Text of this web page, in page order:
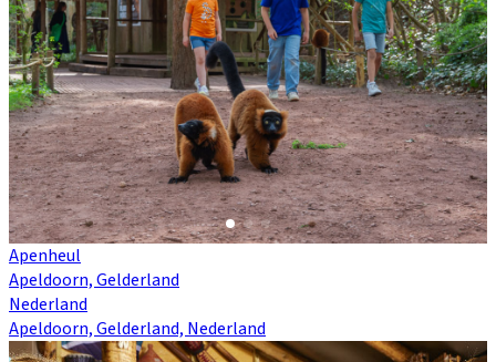
Apenheul
Apeldoorn, Gelderland
Nederland
Apeldoorn, Gelderland, Nederland